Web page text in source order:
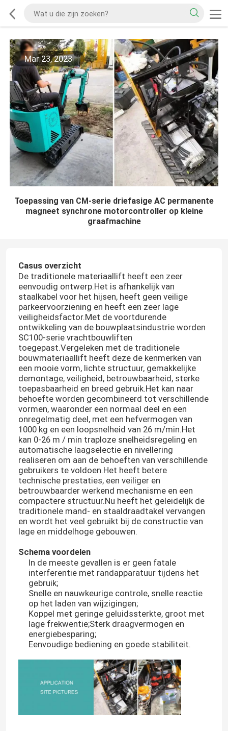
Mar 23, 2023
Toepassing van CM-serie driefasige AC permanente
magneet synchrone motorcontroller op kleine
graafmachine
Casus overzicht
De traditionele materiaallift heeft een zeer
eenvoudig ontwerp.Het is afhankelijk van
staalkabel voor het hijsen, heeft geen veilige
parkeervoorziening en heeft een zeer lage
veiligheidsfactor.Met de voortdurende
ontwikkeling van de bouwplaatsindustrie worden
SC100-serie vrachtbouwliften
toegepast.Vergeleken met de traditionele
bouwmateriaallift heeft deze de kenmerken van
een mooie vorm, lichte structuur, gemakkelijke
demontage, veiligheid, betrouwbaarheid, sterke
toepasbaarheid en breed gebruik.Het kan naar
behoefte worden gecombineerd tot verschillende
vormen, waaronder een normaal deel en een
onregelmatig deel, met een hefvermogen van
1000 kg en een loopsnelheid van 26 m/min.Het
kan 0-26 m / min traploze snelheidsregeling en
automatische laagselectie en nivellering
realiseren om aan de behoeften van verschillende
gebruikers te voldoen.Het heeft betere
technische prestaties, een veiliger en
betrouwbaarder werkend mechanisme en een
compactere structuur.Nu heeft het geleidelijk de
traditionele mand- en staaldraadtakel vervangen
en wordt het veel gebruikt bij de constructie van
lage en middelhoge gebouwen.
Schema voordelen
In de meeste gevallen is er geen fatale
interferentie met randapparatuur tijdens het
gebruik;
Snelle en nauwkeurige controle, snelle reactie
op het laden van wijzigingen;
Koppel met geringe geluidssterkte, groot met
lage frekwentie;Sterk draagvermogen en
energiebesparing;
Eenvoudige bediening en goede stabiliteit.